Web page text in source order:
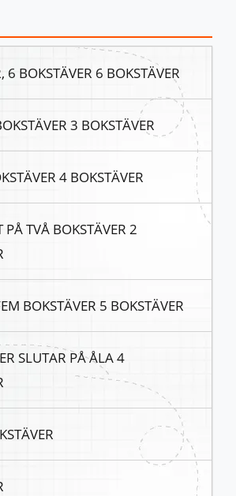
6 BOKSTÄVER 6 BOKSTÄVER
3 BOKSTÄVER
4 BOKSTÄVER
PÅ TVÅ BOKSTÄVER 2
BOKSTÄVER 5 BOKSTÄVER
SLUTAR PÅ ÅLA 4